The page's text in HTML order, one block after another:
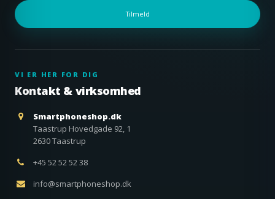
Tilmeld
VI ER HER FOR DIG
Kontakt & virksomhed
Smartphoneshop.dk
Taastrup Hovedgade 92, 1
2630 Taastrup
+45 52 52 52 38
info@smartphoneshop.dk